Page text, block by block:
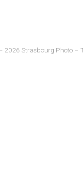
Strasbourg Photo –